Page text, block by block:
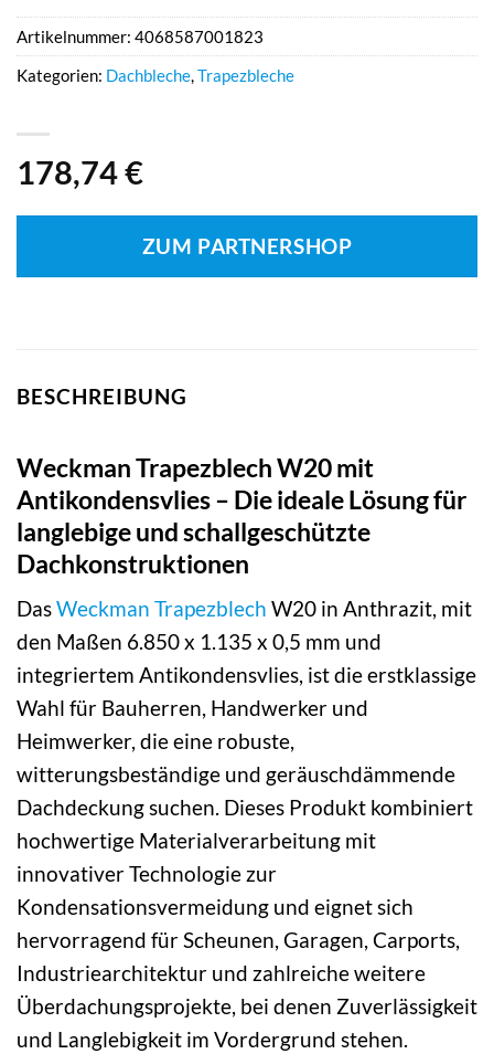
178,74€
ZUM PARTNERSHOP
Artikelnummer: 4068587001823
Kategorien: Dachbleche,Trapezbleche
BESCHREIBUNG
Weckman Trapezblech W20 mit
Antikondensvlies – Die ideale Lösung für
langlebige und schallgeschützte
Dachkonstruktionen
DasWeckman Trapezblech W20 in Anthrazit, mit
den Maßen 6.850 x 1.135 x 0,5 mm und
integriertem Antikondensvlies, ist die erstklassige
Wahl für Bauherren, Handwerker und
Heimwerker, die eine robuste,
witterungsbeständige und geräuschdämmende
Dachdeckung suchen. Dieses Produkt kombiniert
hochwertige Materialverarbeitung mit
innovativer Technologie zur
Kondensationsvermeidung und eignet sich
hervorragend für Scheunen, Garagen, Carports,
Industriearchitektur und zahlreiche weitere
Überdachungsprojekte, bei denen Zuverlässigkeit
und Langlebigkeit im Vordergrund stehen.